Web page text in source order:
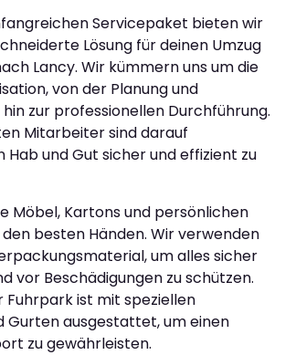
Servicepaket bieten wir
Lösung für deinen Umzug
Lancy. Wir kümmern uns um die
von der Planung und
zur professionellen Durchführung.
Mitarbeiter sind darauf
Hab und Gut sicher und effizient zu
Möbel, Kartons und persönlichen
besten Händen. Wir verwenden
um alles sicher
vor Beschädigungen zu schützen.
Fuhrpark ist mit speziellen
Gurten ausgestattet, um einen
zu gewährleisten.